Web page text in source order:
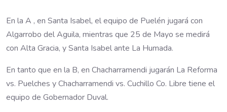
En la A , en Santa Isabel, el equipo de Puelén jugará con
Algarrobo del Aguila, mientras que 25 de Mayo se medirá
con Alta Gracia, y Santa Isabel ante La Humada.
En tanto que en la B, en Chacharramendi jugarán La Reforma
vs. Puelches y Chacharramendi vs. Cuchillo Co. Libre tiene el
equipo de Gobernador Duval.